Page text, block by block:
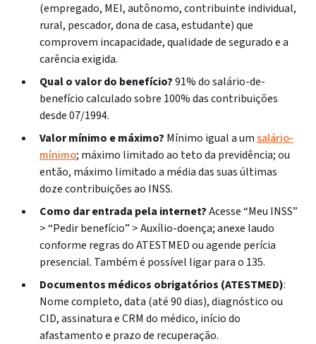
(empregado, MEI, autônomo, contribuinte individual,
rural, pescador, dona de casa, estudante) que
comprovem incapacidade, qualidade de segurado e a
carência exigida.
Qual o valor do benefício?91% do salário-de-
benefício calculado sobre 100% das contribuições
desde 07/1994.
Valor mínimo e máximo? Mínimo igual a umsalário-
mínimo; máximo limitado ao teto da previdência; ou
então, máximo limitado a média das suas últimas
doze contribuições ao INSS.
Como dar entrada pela internet?Acesse “Meu INSS”
> “Pedir benefício” > Auxílio-doença; anexe laudo
conforme regras do ATESTMED ou agende perícia
presencial. Também é possível ligar para o 135.
Documentos médicos obrigatórios (ATESTMED):
Nome completo, data (até 90 dias), diagnóstico ou
CID, assinatura e CRM do médico, início do
afastamento e prazo de recuperação.